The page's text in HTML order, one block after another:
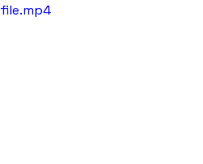
file.mp4